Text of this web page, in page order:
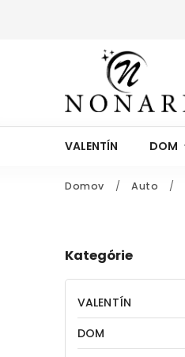
VALENTÍN DOM
Domov / Auto /
Kategórie
VALENTÍN
DOM